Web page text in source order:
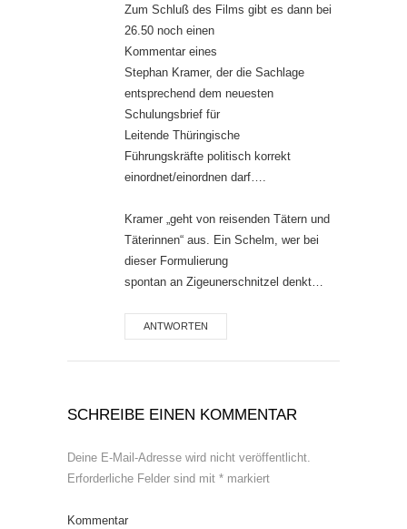
Zum Schluß des Films gibt es dann bei
26.50 noch einen
Kommentar eines
Stephan Kramer, der die Sachlage
entsprechend dem neuesten
Schulungsbrief für
Leitende Thüringische
Führungskräfte politisch korrekt
einordnet/einordnen darf….
Kramer „geht von reisenden Tätern und
Täterinnen“ aus. Ein Schelm, wer bei
dieser Formulierung
spontan an Zigeunerschnitzel denkt…
ANTWORTEN
SCHREIBE EINEN KOMMENTAR
Deine E-Mail-Adresse wird nicht veröffentlicht.
Erforderliche Felder sind mit * markiert
Kommentar